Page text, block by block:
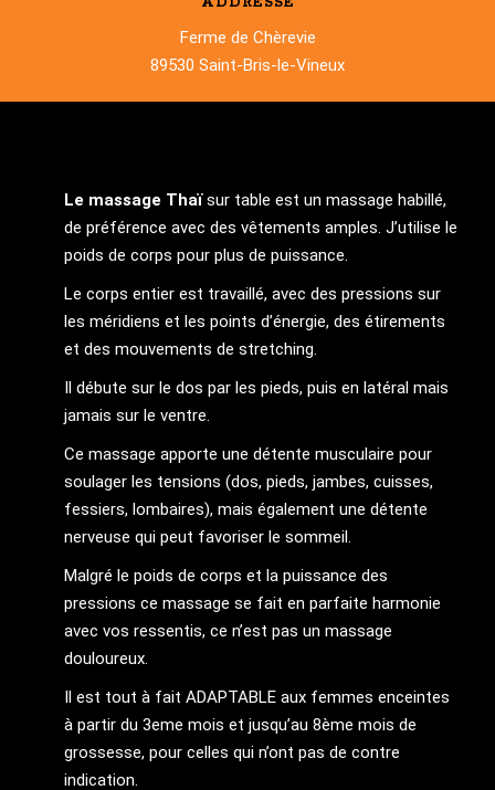
Ferme de Chèrevie
89530 Saint-Bris-le-Vineux
Le massage Thaïsur table est un massage habillé,
de préférence avec des vêtements amples. J’utilise le
poids de corps pour plus de puissance.
Le corps entier est travaillé, avec des pressions sur
les méridiens et les points d’énergie, des étirements
et des mouvements de stretching.
Il débute sur le dos par les pieds, puis en latéral mais
jamais sur le ventre.
Ce massage apporte une détente musculaire pour
soulager les tensions (dos, pieds, jambes, cuisses,
fessiers, lombaires), mais également une détente
nerveuse qui peut favoriser le sommeil.
Malgré le poids de corps et la puissance des
pressions ce massage se fait en parfaite harmonie
avec vos ressentis, ce n’est pas un massage
douloureux.
Il est tout à fait ADAPTABLE aux femmes enceintes
à partir du 3eme mois et jusqu’au 8ème mois de
grossesse, pour celles qui n’ont pas de contre
indication.